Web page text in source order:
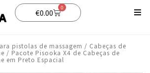
Apoiar
€0.00
0
pistolas de massagem / Cabeças de
/ Pacote Pisooka X4 de Cabeças de
em Preto Espacial